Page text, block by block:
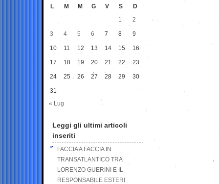
L M M G V S
D
1
2
3 4 5 6 7 8 9
10 11 12 13 14 15 16
17 18 19 20 21 22 23
24 25 26 27 28 29 30
31
« Lug
Leggi gli ultimi articoli
inseriti
FACCIA A FACCIA IN
TRANSATLANTICO TRA
LORENZO GUERINI E IL
RESPONSABILE ESTERI